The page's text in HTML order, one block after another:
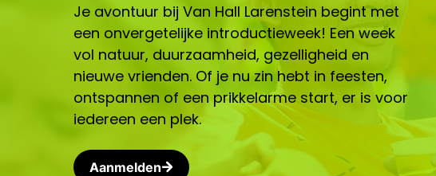
Je avontuur bij Van Hall Larenstein begint met
een onvergetelijke introductieweek! Een week
vol natuur, duurzaamheid, gezelligheid en
nieuwe vrienden. Of je nu zin hebt in feesten,
ontspannen of een prikkelarme start, er is voor
iedereen een plek.
Aanmelden